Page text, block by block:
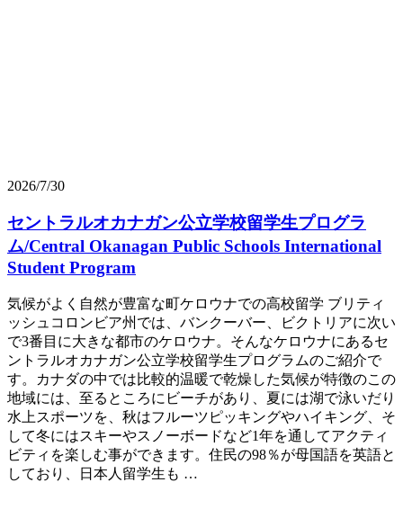
2026/7/30
セントラルオカナガン公立学校留学生プログラ
ム/Central Okanagan Public Schools International
Student Program
気候がよく自然が豊富な町ケロウナでの高校留学 ブリティ
ッシュコロンビア州では、バンクーバー、ビクトリアに次い
で3番目に大きな都市のケロウナ。そんなケロウナにあるセ
ントラルオカナガン公立学校留学生プログラムのご紹介で
す。カナダの中では比較的温暖で乾燥した気候が特徴のこの
地域には、至るところにビーチがあり、夏には湖で泳いだり
水上スポーツを、秋はフルーツピッキングやハイキング、そ
して冬にはスキーやスノーボードなど1年を通してアクティ
ビティを楽しむ事ができます。住民の98％が母国語を英語と
しており、日本人留学生も …